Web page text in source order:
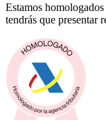
Estamos
tendrás que presentar